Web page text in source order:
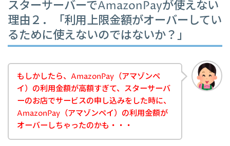
スターサーバーでAmazonPayが使えない
理由２．「利用上限金額がオーバーしてい
るために使えないのではないか？」
もしかしたら、AmazonPay（アマゾンペ
イ）の利用金額が高額すぎて、スターサーバ
ーのお店でサービスの申し込みをした時に、
AmazonPay（アマゾンペイ）の利用金額が
オーバーしちゃったのかも・・・